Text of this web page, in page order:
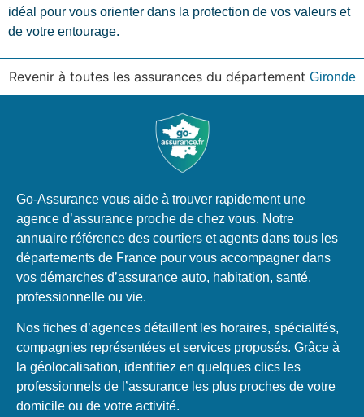
idéal pour vous orienter dans la protection de vos valeurs et
de votre entourage.
Revenir à toutes les assurances du département Gironde
Go-Assurance vous aide à trouver rapidement une
agence d’assurance proche de chez vous. Notre
annuaire référence des courtiers et agents dans tous les
départements de France pour vous accompagner dans
vos démarches d’assurance auto, habitation, santé,
professionnelle ou vie.
Nos fiches d’agences détaillent les horaires, spécialités,
compagnies représentées et services proposés. Grâce à
la géolocalisation, identifiez en quelques clics les
professionnels de l’assurance les plus proches de votre
domicile ou de votre activité.